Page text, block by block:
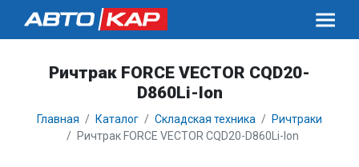
Ричтрак FORCE VECTOR CQD20-
D860Li-Ion
Главная Каталог Складская техника
Ричтраки
Ричтрак FORCE VECTOR CQD20-D860Li-Ion